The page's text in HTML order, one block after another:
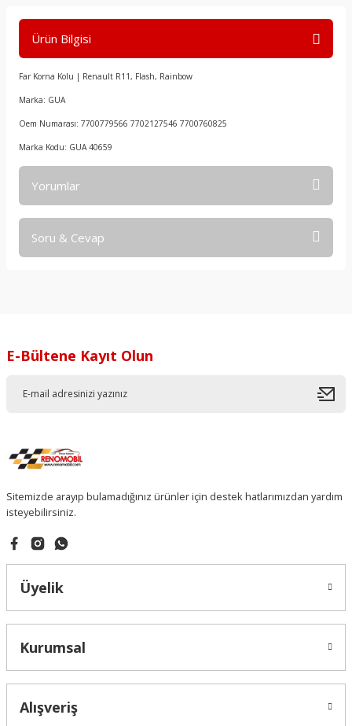
Ürün Bilgisi
Far Korna Kolu | Renault R11, Flash, Rainbow
Marka: GUA
Oem Numarası: 7700779566 7702127546 7700760825
Marka Kodu: GUA 40659
Yorumlar
Soru & Cevap
E-Bültene Kayıt Olun
Sitemizde arayıp bulamadığınız ürünler için destek hatlarımızdan yardım
isteyebilirsiniz.
Üyelik
Kurumsal
Alışveriş